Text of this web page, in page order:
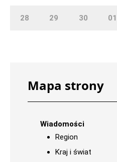
28 29 30 01
Mapa strony
Wiadomości
Region
Kraj i świat